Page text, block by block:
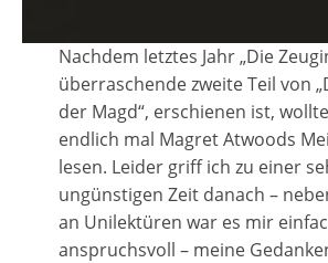
Nachdem letztes Jahr „Die
überraschende zweite Teil von
der Magd“, erschienen ist,
endlich mal Magret Atwoods
lesen. Leider griff ich zu einer
ungünstigen Zeit danach –
an Unilektüren war es mir
anspruchsvoll – meine